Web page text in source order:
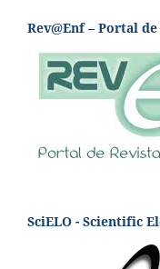
Rev@Enf – Portal
SciELO - Scientific